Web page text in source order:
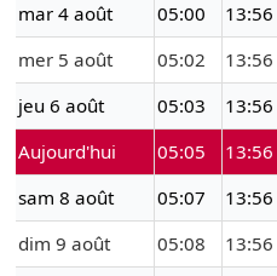
mar 4 août
05:00 13:56
mer 5 août
05:02 13:56
jeu 6 août
05:03 13:56
Aujourd'hui
05:05 13:56
sam 8 août
05:07 13:56
dim 9 août
05:08 13:56